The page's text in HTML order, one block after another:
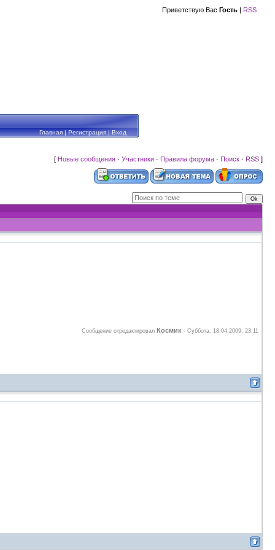
Приветствую Вас Гость | RSS
Главная|Регистрация|Вход
[ Новые сообщения · Участники · Правила форума · Поиск · RSS ]
Сообщение отредактировал Космик - Суббота, 18.04.2009, 23:11